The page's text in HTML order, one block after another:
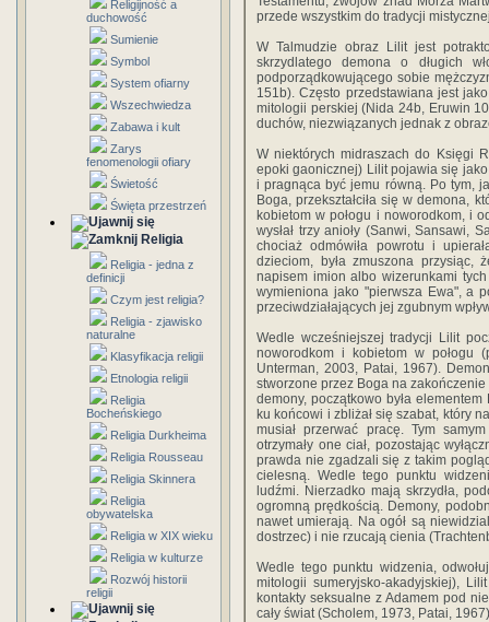
Religijność a
duchowość
Sumienie
Symbol
System ofiarny
Wszechwiedza
Zabawa i kult
Zarys
fenomenologii ofiary
Świetość
Święta przestrzeń
Religia
Religia - jedna z
definicji
Czym jest religia?
Religia - zjawisko
naturalne
Klasyfikacja religii
Etnologia religii
Religia
Bocheńskiego
Religia Durkheima
Religia Rousseau
Religia Skinnera
Religia
obywatelska
Religia w XIX wieku
Religia w kulturze
Rozwój historii
religii
przede wszystkim do tradycji
W Talmudzie obraz Lilit jest
skrzydlatego demona o długich
podporządkowującego sobie
151b). Często przedstawiana jest
mitologii perskiej (Nida 24b, Eruwin
duchów, niezwiązanych jednak z
W niektórych midraszach do Księgi
epoki gaonicznej) Lilit pojawia się
i pragnąca być jemu równą. Po tym,
Boga, przekształciła się w demona,
kobietom w połogu i noworodkom, i
wysłał trzy anioły (Sanwi, Sansawi,
chociaż odmówiła powrotu i
dzieciom, była zmuszona
napisem imion albo wizerunkami
wymieniona jako "pierwsza Ewa", a
przeciwdziałających jej zgubnym
Wedle wcześniejszej tradycji Lilit
noworodkom i kobietom w połogu
Unterman, 2003, Patai, 1967).
stworzone przez Boga na
demony, początkowo była
ku końcowi i zbliżał się szabat, który
musiał przerwać pracę. Tym
otrzymały one ciał, pozostając
prawda nie zgadzali się z takim
cielesną. Wedle tego punktu
ludźmi. Nierzadko mają skrzydła,
ogromną prędkością. Demony,
nawet umierają. Na ogół są
dostrzec) i nie rzucają cienia
Wedle tego punktu widzenia,
mitologii sumeryjsko-akadyjskiej),
kontakty seksualne z Adamem pod
cały świat (Scholem, 1973, Patai,